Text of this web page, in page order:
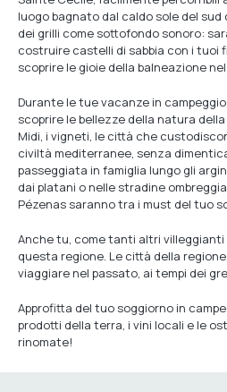
luogo bagnato dal caldo sole del
dei grilli come sottofondo sonoro:
costruire castelli di sabbia con i tuoi
scoprire le gioie della balneazione
Durante le tue vacanze in
scoprire le bellezze della natura
Midi, i vigneti, le città che
civiltà mediterranee, senza
passeggiata in famiglia lungo gli
dai platani o nelle stradine
Pézenas saranno tra i must del tuo
Anche tu, come tanti altri villeggianti
questa regione. Le città della
viaggiare nel passato, ai tempi dei
Approfitta del tuo soggiorno in
prodotti della terra, i vini locali e le
rinomate!